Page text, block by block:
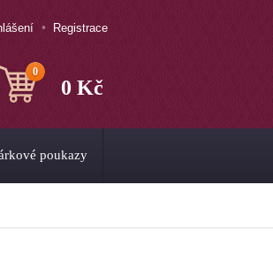
Registrace
0 Kč
0
poukazy